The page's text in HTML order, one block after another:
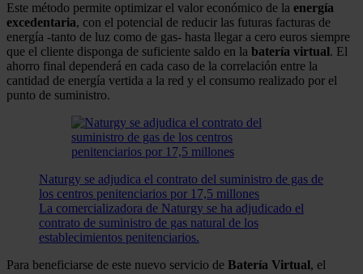
Este método permite optimizar el valor económico de la energía
excedentaria, con el potencial de reducir las futuras facturas de
energía -tanto de luz como de gas- hasta llegar a cero euros siempre
que el cliente disponga de suficiente saldo en la batería virtual. El
ahorro final dependerá en cada caso de la correlación entre la
cantidad de energía vertida a la red y el consumo realizado por el
punto de suministro.
Naturgy se adjudica el contrato del suministro de gas de
los centros penitenciarios por 17,5 millones
La comercializadora de Naturgy se ha adjudicado el
contrato de suministro de gas natural de los
establecimientos penitenciarios.
Para beneficiarse de este nuevo servicio de Batería Virtual, el